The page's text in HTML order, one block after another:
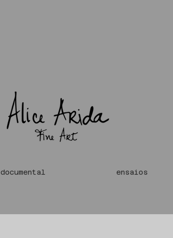
documental ensaios